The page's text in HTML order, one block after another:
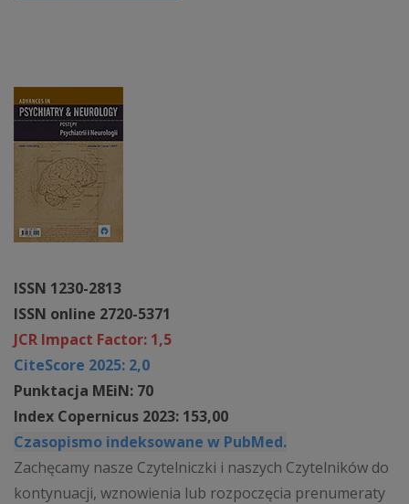
ISSN 1230-2813
ISSN online 2720-5371
JCR Impact Factor: 1,5
CiteScore 2025: 2,0
Punktacja MEiN: 70
Index Copernicus 2023: 153,00
Czasopismo indeksowane w PubMed.
Zachęcamy nasze Czytelniczki i naszych Czytelników do
kontynuacji, wznowienia lub rozpoczęcia prenumeraty